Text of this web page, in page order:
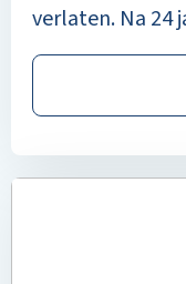
verlaten. Na 24
overdracht aan
terugkijken op
van een
heeft gemaakt.
Read